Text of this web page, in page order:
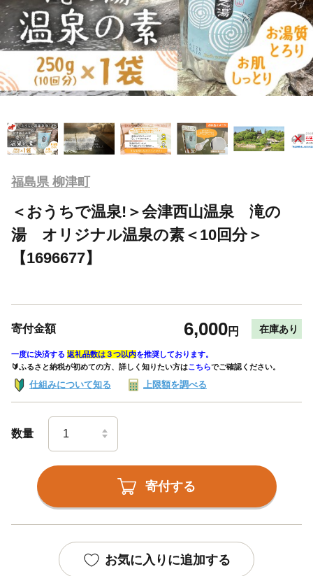
福島県 柳津町
＜おうちで温泉!＞会津西山温泉 滝の
湯 オリジナル温泉の素＜10回分＞
【1696677】
寄付金額 6,000円 在庫あり
一度に決済する 返礼品数は３つ以内を推奨しております。
🔰ふるさと納税が初めての方、詳しく知りたい方はこちらでご確認ください。
仕組みについて知る 上限額を調べる
数量
寄付する
お気に入りに追加する